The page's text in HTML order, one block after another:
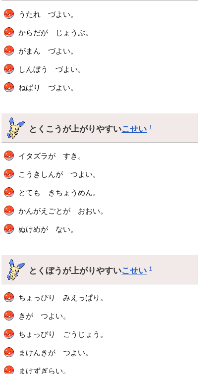
うたれ づよい。
からだが じょうぶ。
がまん づよい。
しんぼう づよい。
ねばり づよい。
とくこうが上がりやすいこせい †
イタズラが すき。
こうきしんが つよい。
とても きちょうめん。
かんがえごとが おおい。
ぬけめが ない。
とくぼうが上がりやすいこせい †
ちょっぴり みえっぱり。
きが つよい。
ちょっぴり ごうじょう。
まけんきが つよい。
まけずぎらい。